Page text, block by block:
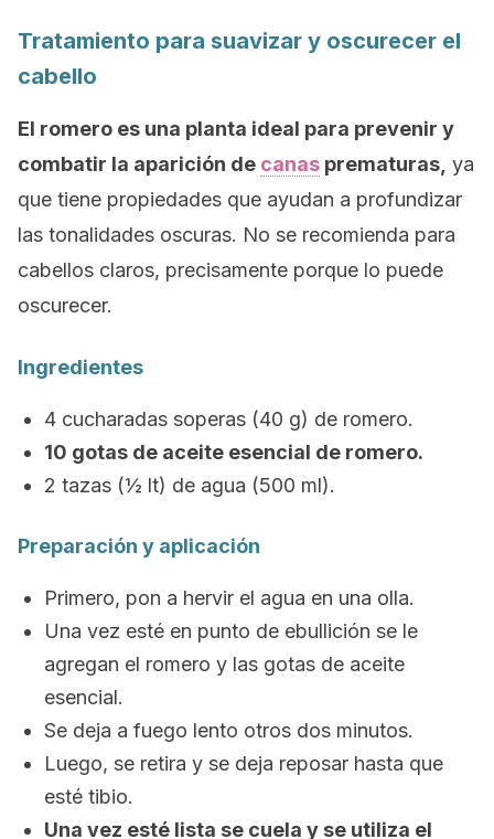
Tratamiento para suavizar y oscurecer el
cabello
El romero es una planta ideal para prevenir y
combatir la aparición de canas prematuras, ya
que tiene propiedades que ayudan a profundizar
las tonalidades oscuras. No se recomienda para
cabellos claros, precisamente porque lo puede
oscurecer.
Ingredientes
4 cucharadas soperas (40 g) de romero.
10 gotas de aceite esencial de romero.
2 tazas (½ lt) de agua (500 ml).
Preparación y aplicación
Primero, pon a hervir el agua en una olla.
Una vez esté en punto de ebullición se le
agregan el romero y las gotas de aceite
esencial.
Se deja a fuego lento otros dos minutos.
Luego, se retira y se deja reposar hasta que
esté tibio.
Una vez esté lista se cuela y se utiliza el